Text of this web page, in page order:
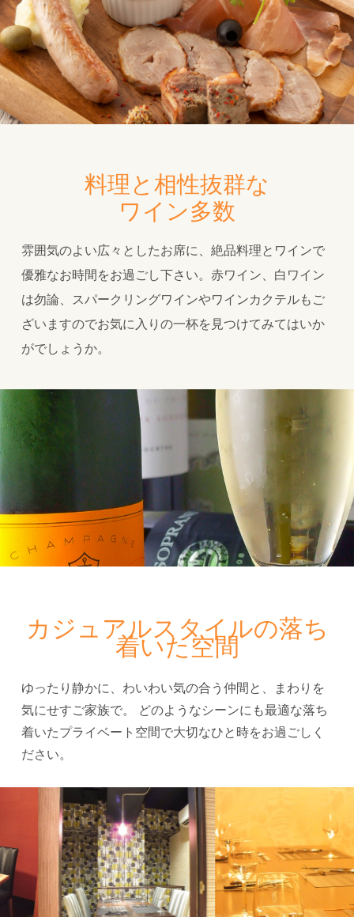
料理と相性抜群な
ワイン多数
雰囲気のよい広々としたお席に、絶品料理とワインで
優雅なお時間をお過ごし下さい。赤ワイン、白ワイン
は勿論、スパークリングワインやワインカクテルもご
ざいますのでお気に入りの一杯を見つけてみてはいか
がでしょうか。
カジュアルスタイルの落ち
着いた空間
ゆったり静かに、わいわい気の合う仲間と、まわりを
気にせすご家族で。
どのようなシーンにも最適な落ち
着いたプライベート空間で大切なひと時をお過ごしく
ださい。